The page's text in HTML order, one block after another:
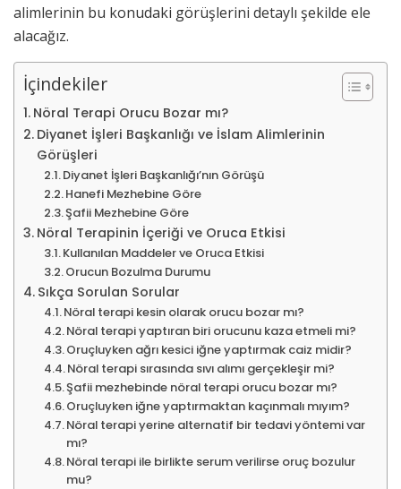
alimlerinin bu konudaki görüşlerini detaylı şekilde ele
alacağız.
İçindekiler
Nöral Terapi Orucu Bozar mı?
Diyanet İşleri Başkanlığı ve İslam Alimlerinin
Görüşleri
Diyanet İşleri Başkanlığı’nın Görüşü
Hanefi Mezhebine Göre
Şafii Mezhebine Göre
Nöral Terapinin İçeriği ve Oruca Etkisi
Kullanılan Maddeler ve Oruca Etkisi
Orucun Bozulma Durumu
Sıkça Sorulan Sorular
Nöral terapi kesin olarak orucu bozar mı?
Nöral terapi yaptıran biri orucunu kaza etmeli mi?
Oruçluyken ağrı kesici iğne yaptırmak caiz midir?
Nöral terapi sırasında sıvı alımı gerçekleşir mi?
Şafii mezhebinde nöral terapi orucu bozar mı?
Oruçluyken iğne yaptırmaktan kaçınmalı mıyım?
Nöral terapi yerine alternatif bir tedavi yöntemi var
mı?
Nöral terapi ile birlikte serum verilirse oruç bozulur
mu?